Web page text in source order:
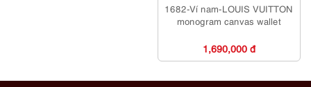
1682-Ví nam-LOUIS VUITTON
monogram canvas wallet
1,690,000 đ